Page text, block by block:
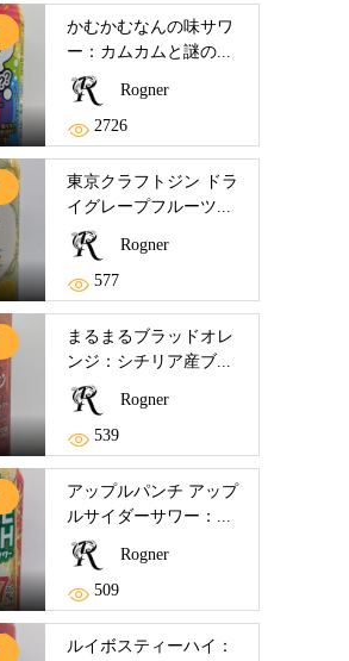
かむかむなんの味サワ
ー：カムカムと謎の...
Rogner
2726
東京クラフトジン ドラ
イグレープフルーツ...
Rogner
577
まるまるブラッドオレ
ンジ：シチリア産ブ...
Rogner
539
アップルパンチ アップ
ルサイダーサワー：...
Rogner
509
ルイボスティーハイ：